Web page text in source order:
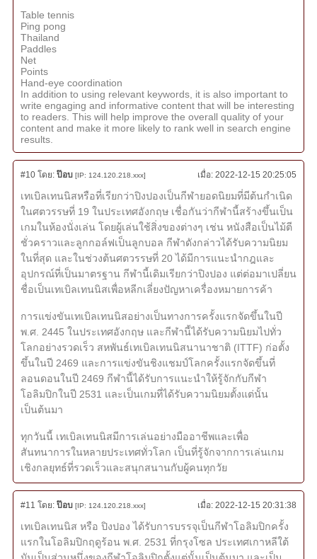
Table tennis
Ping pong
Thailand
Paddles
Net
Points
Hand-eye coordination
In addition to using relevant keywords, it is also important to
write engaging and informative content that will be interesting
to readers. This will help improve the overall quality of your
content and make it more likely to rank well in search engine
results.
#10โดย: ป๊อบ [IP: 124.120.218.xxx] เมื่อ:2022-12-15 20:25:05
เทเบิลเทนนิสหรือที่เรียกว่าปิงปองเป็นกีฬายอดนิยมที่มีต้นกำเนิด
ในศตวรรษที่ 19 ในประเทศอังกฤษ เชื่อกันว่ากีฬานี้สร้างขึ้นเป็น
เกมในห้องนั่งเล่น โดยผู้เล่นใช้สิ่งของต่างๆ เช่น หนังสือเป็นไม้ตี
ชั่วคราวและลูกกอล์ฟเป็นลูกบอล กีฬาดังกล่าวได้รับความนิยม
ในที่สุด และในช่วงต้นศตวรรษที่ 20 ได้มีการแนะนำกฎและ
อุปกรณ์ที่เป็นมาตรฐาน กีฬานี้เดิมเรียกว่าปิงปอง แต่ต่อมาเปลี่ยน
ชื่อเป็นเทเบิลเทนนิสเพื่อหลีกเลี่ยงปัญหาเครื่องหมายการค้า
การแข่งขันเทเบิลเทนนิสอย่างเป็นทางการครั้งแรกจัดขึ้นในปี
พ.ศ. 2445 ในประเทศอังกฤษ และกีฬานี้ได้รับความนิยมไปทั่ว
โลกอย่างรวดเร็ว สหพันธ์เทเบิลเทนนิสนานาชาติ (ITTF) ก่อตั้ง
ขึ้นในปี 2469 และการแข่งขันชิงแชมป์โลกครั้งแรกจัดขึ้นที่
ลอนดอนในปี 2469 กีฬานี้ได้รับการแนะนำให้รู้จักกับกีฬา
โอลิมปิกในปี 2531 และเป็นเกมที่ได้รับความนิยมตั้งแต่นั้น
เป็นต้นมา
ทุกวันนี้ เทเบิลเทนนิสมีการเล่นอย่างมืออาชีพและเพื่อ
สันทนาการในหลายประเทศทั่วโลก เป็นที่รู้จักจากการเล่นเกม
เชิงกลยุทธ์ที่รวดเร็วและสนุกสนานกับผู้คนทุกวัย
#11 โดย: ป๊อบ [IP: 124.120.218.xxx] เมื่อ:2022-12-15 20:31:38
เทเบิลเทนนิส หรือ ปิงปอง ได้รับการบรรจุเป็นกีฬาโอลิมปิกครั้ง
แรกในโอลิมปิกฤดูร้อน พ.ศ. 2531 ที่กรุงโซล ประเทศเกาหลีใต้